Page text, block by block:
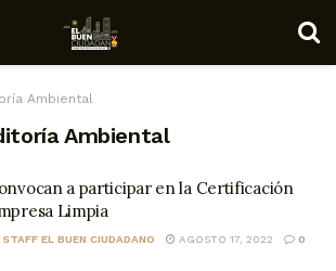
Ambiental
Ambiental
a participar en la Certificación
Limpia
STAFF EL BUEN CIUDADANO AGOSTO 17, 2022 0